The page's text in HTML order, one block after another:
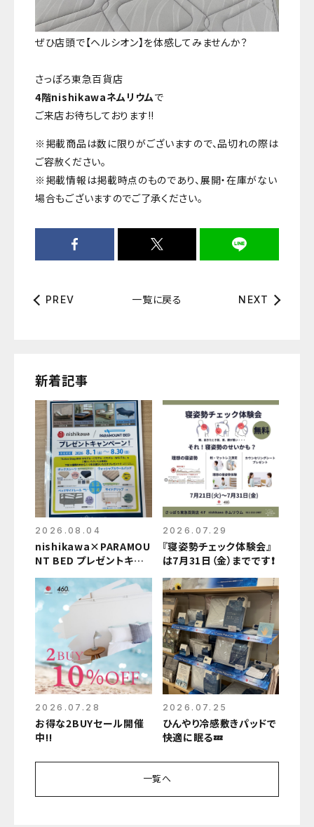
ぜひ店頭で【ヘルシオン】を体感してみませんか？
さっぽろ東急百貨店
4階nishikawaネムリウムで
ご来店お待ちしております‼️
※掲載商品は数に限りがございますので、品切れの際は
ご容赦ください。
※掲載情報は掲載時点のものであり、展開・在庫がない
場合もございますのでご了承ください。
PREV 一覧に戻る NEXT
新着記事
2026.08.04
nishikawa×PARAMOU
NT BED プレゼントキャ
2026.07.29
『寝姿勢チェック体験会』
は7月31日（金）までです❗️
2026.07.28
お得な2BUYセール開催
中‼️
2026.07.25
ひんやり冷感敷きパッドで
快適に眠る💤
一覧へ